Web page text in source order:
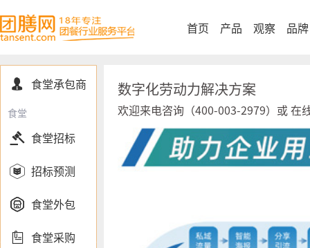
首页 产品 观察 品牌
 食堂承包商
食堂
 食堂招标
 招标预测
 食堂外包
 食堂采购
数字化劳动力解决方案
欢迎来电咨询（400-003-2979）或 在